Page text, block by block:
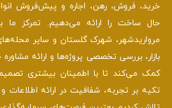
خرید، فروش، رهن، اجاره و پیش‌فروش
حال ساخت را ارائه می‌دهیم. تمرکز ما
بازار، بررسی تخصصی پروژه‌ها و ارائه مشاوره
کمک می‌کند تا با اطمینان بیشتری
تکیه بر تجربه، شفافیت در ارائه اطلاعات